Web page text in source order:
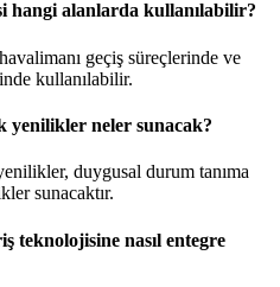
hangi alanlarda kullanılabilir?
geçiş süreçlerinde ve
kullanılabilir.
yenilikler neler sunacak?
duygusal durum tanıma
sunacaktır.
teknolojisine nasıl entegre